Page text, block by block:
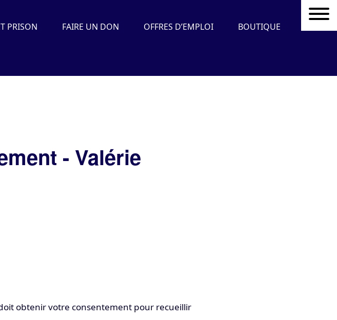
PRISON FAIRE UN DON OFFRES D’EMPLOI
BOUTIQUE
- Valérie
obtenir votre consentement pour recueillir